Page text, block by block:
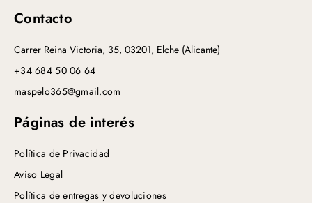
Contacto
Carrer Reina Victoria, 35, 03201, Elche (Alicante)
+34 684 50 06 64
maspelo365@gmail.com
Páginas de interés
Política de Privacidad
Aviso Legal
Política de entregas y devoluciones